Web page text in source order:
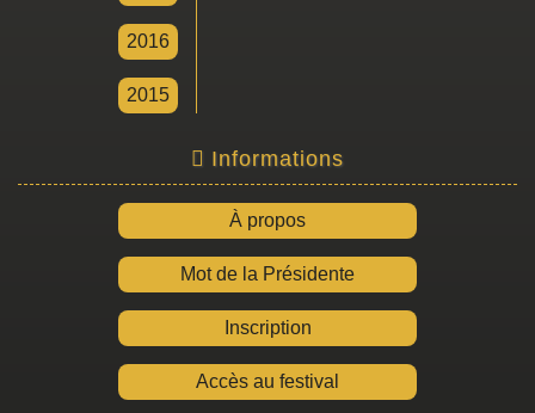
2016
2015
Informations
À propos
Mot de la Présidente
Inscription
Accès au festival